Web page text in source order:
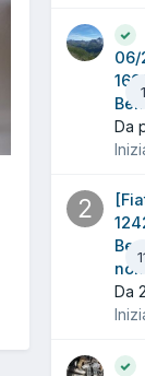
1
06/
Da
Da